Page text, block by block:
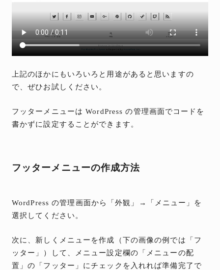
上記のほかにもいろいろと用途があると思いますの
で、ぜひお試しください。
フッターメニューは WordPress の管理画面でコードを
書かずに設定することができます。
フッターメニューの作成方法
WordPress の管理画面から「外観」→「メニュー」を
選択してください。
次に、新しくメニューを作成（下の画像の例では「フ
ッター」）して、メニュー設定欄の「メニューの配
置」の「フッター」にチェックを入れれば準備完了で